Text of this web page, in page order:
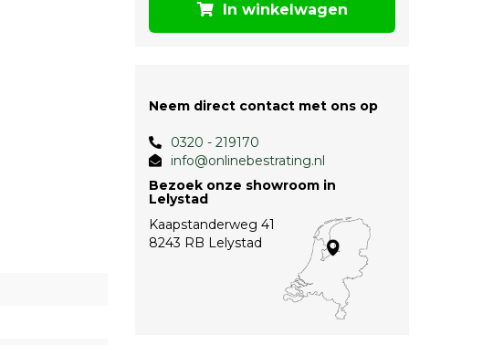
In winkelwagen
Neem direct contact met ons op
0320 - 219170
info@onlinebestrating.nl
Bezoek onze showroom in
Lelystad
Kaapstanderweg 41
8243 RB Lelystad